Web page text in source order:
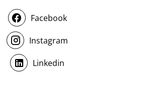
Facebook
Instagram
Linkedin